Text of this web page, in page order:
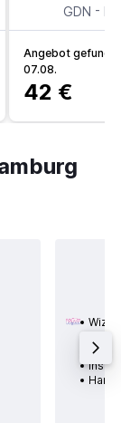
GDN -
Angebot
07.08.
42 €
Wizz